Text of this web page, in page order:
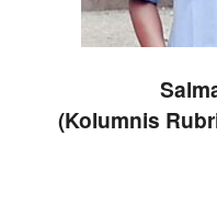
(Kolumnis